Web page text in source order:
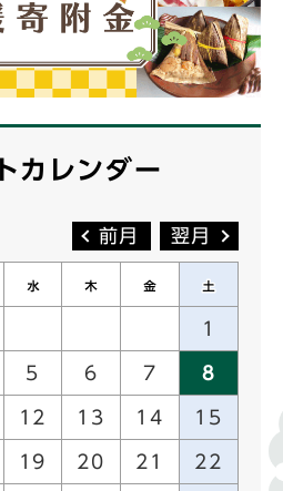
カレンダー
前月 翌月
1
5 6 7 8
12 13 14 15
19 20 21 22